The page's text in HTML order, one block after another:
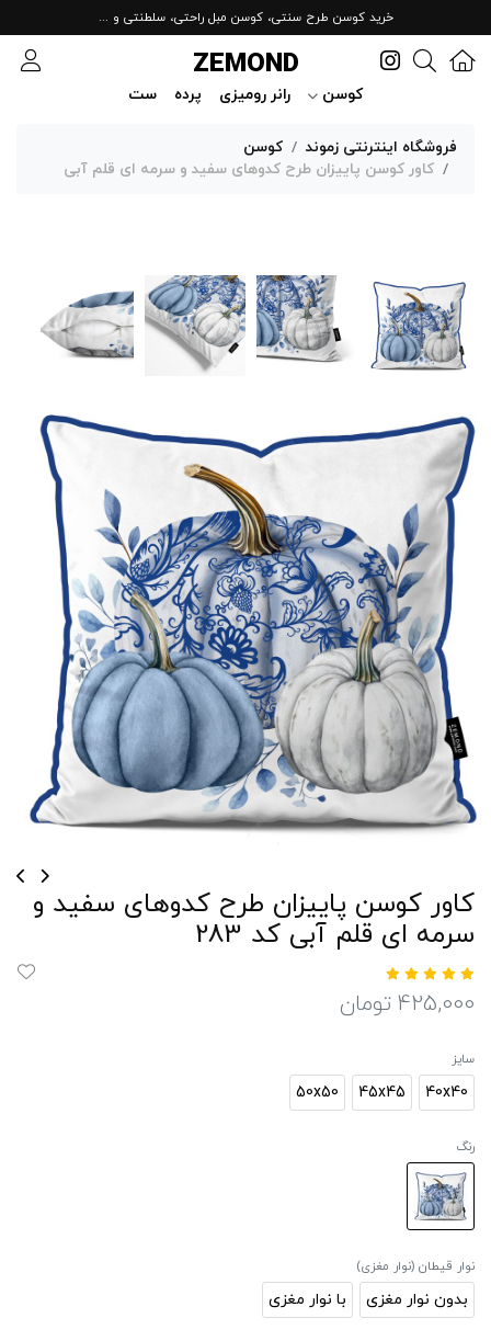
خرید کوسن طرح سنتی، کوسن مبل راحتی، سلطنتی و ...
ZEMOND
کوسن رانر رومیزی پرده ست
فروشگاه اینترنتی زموند
کوسن
کاور کوسن پاییزان طرح کدوهای سفید و سرمه ای قلم آبی
کاور کوسن پاییزان طرح کدوهای سفید و
سرمه ای قلم آبی کد 283
425,000 تومان
سایز
40x40
45x45
50x50
رنگ
نوار قیطان (نوار مغزی)
بدون نوار مغزی با نوار مغزی